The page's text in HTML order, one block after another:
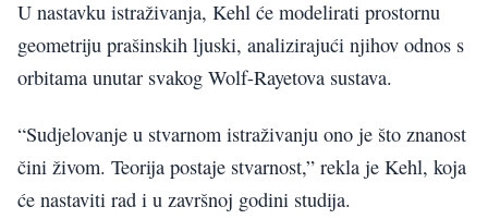
U nastavku istraživanja, Kehl će modelirati prostornu
geometriju prašinskih ljuski, analizirajući njihov odnos s
orbitama unutar svakog Wolf-Rayetova sustava.
“Sudjelovanje u stvarnom istraživanju ono je što znanost
čini živom. Teorija postaje stvarnost,” rekla je Kehl, koja
će nastaviti rad i u završnoj godini studija.